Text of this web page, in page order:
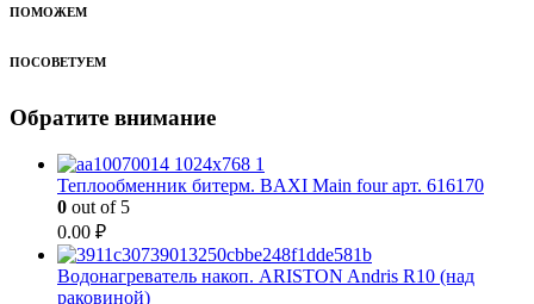
ПОМОЖЕМ
ПОСОВЕТУЕМ
Обратите внимание
Теплообменник битерм. BAXI Main four арт. 616170
0 out of 5
0.00 ₽
Водонагреватель накоп. ARISTON Andris R10 (над
раковиной)